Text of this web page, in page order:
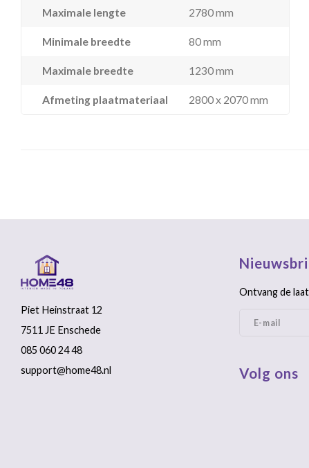
Maximale lengte 2780 mm
Minimale breedte 80 mm
Maximale breedte 1230 mm
Afmeting plaatmateriaal 2800 x 2070 mm
Piet Heinstraat 12
7511 JE Enschede
085 060 24 48
support@home48.nl
Ontvang de
Volg ons